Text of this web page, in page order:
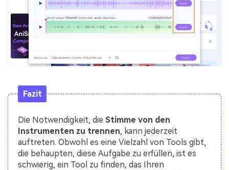
Fazit
Die Notwendigkeit, die Stimme von den
Instrumenten zu trennen, kann jederzeit
auftreten. Obwohl es eine Vielzahl von Tools gibt,
die behaupten, diese Aufgabe zu erfüllen, ist es
schwierig, ein Tool zu finden, das Ihren